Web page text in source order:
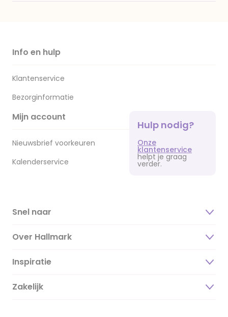
Info en hulp
Klantenservice
Bezorginformatie
Mijn account
Nieuwsbrief voorkeuren
Kalenderservice
Hulp nodig?
Onze
klantenservice
helpt je graag
verder.
Snel naar
Over Hallmark
Over ons
Duurzaamheid
Inspiratie
Magazine
Zakelijk